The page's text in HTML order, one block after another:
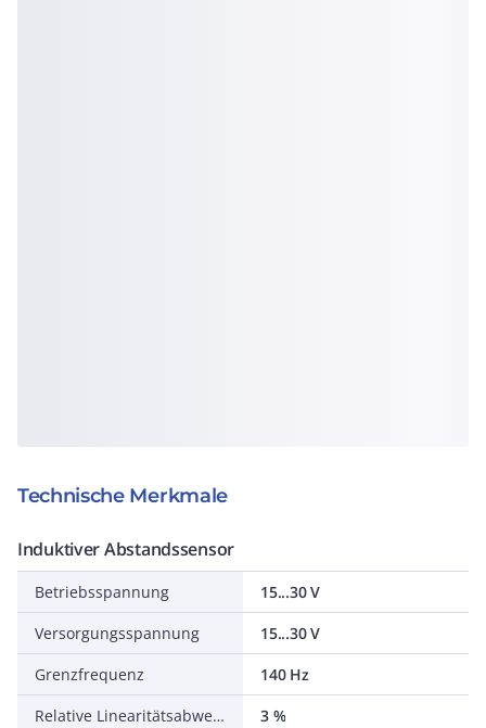
Technische Merkmale
Induktiver Abstandssensor
Betriebsspannung
15...30 V
Versorgungsspannung
15...30 V
Grenzfrequenz
140 Hz
Relative Linearitätsabweichung
3 %